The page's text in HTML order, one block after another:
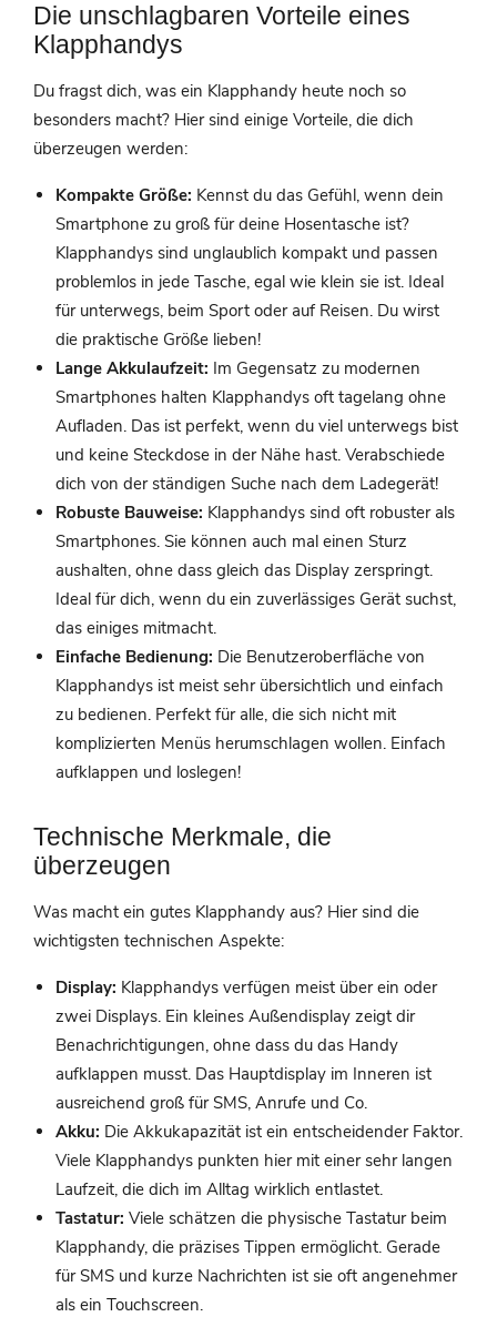
Die unschlagbaren Vorteile eines
Klapphandys
Du fragst dich, was ein Klapphandy heute noch so
besonders macht? Hier sind einige Vorteile, die dich
überzeugen werden:
Kompakte Größe: Kennst du das Gefühl, wenn dein
Smartphone zu groß für deine Hosentasche ist?
Klapphandys sind unglaublich kompakt und passen
problemlos in jede Tasche, egal wie klein sie ist. Ideal
für unterwegs, beim Sport oder auf Reisen. Du wirst
die praktische Größe lieben!
Lange Akkulaufzeit: Im Gegensatz zu modernen
Smartphones halten Klapphandys oft tagelang ohne
Aufladen. Das ist perfekt, wenn du viel unterwegs bist
und keine Steckdose in der Nähe hast. Verabschiede
dich von der ständigen Suche nach dem Ladegerät!
Robuste Bauweise: Klapphandys sind oft robuster als
Smartphones. Sie können auch mal einen Sturz
aushalten, ohne dass gleich das Display zerspringt.
Ideal für dich, wenn du ein zuverlässiges Gerät suchst,
das einiges mitmacht.
Einfache Bedienung: Die Benutzeroberfläche von
Klapphandys ist meist sehr übersichtlich und einfach
zu bedienen. Perfekt für alle, die sich nicht mit
komplizierten Menüs herumschlagen wollen. Einfach
aufklappen und loslegen!
Technische Merkmale, die
überzeugen
Was macht ein gutes Klapphandy aus? Hier sind die
wichtigsten technischen Aspekte:
Display: Klapphandys verfügen meist über ein oder
zwei Displays. Ein kleines Außendisplay zeigt dir
Benachrichtigungen, ohne dass du das Handy
aufklappen musst. Das Hauptdisplay im Inneren ist
ausreichend groß für SMS, Anrufe und Co.
Akku: Die Akkukapazität ist ein entscheidender Faktor.
Viele Klapphandys punkten hier mit einer sehr langen
Laufzeit, die dich im Alltag wirklich entlastet.
Tastatur: Viele schätzen die physische Tastatur beim
Klapphandy, die präzises Tippen ermöglicht. Gerade
für SMS und kurze Nachrichten ist sie oft angenehmer
als ein Touchscreen.